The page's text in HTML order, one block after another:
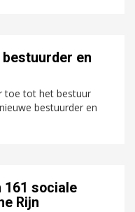
en
toe tot het bestuur
bestuurder en
161 sociale
Rijn